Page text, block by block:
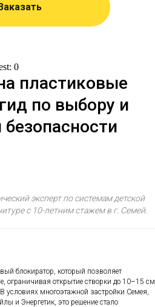
0
пластиковые
по выбору и
эксперт по системам детской
с 10-летним стажем в г. Семей.
блокиратор, который позволяет
ограничивая открытие створки до 10–15 см
условиях многоэтажной застройки Семея,
и Энергетик, это решение стало